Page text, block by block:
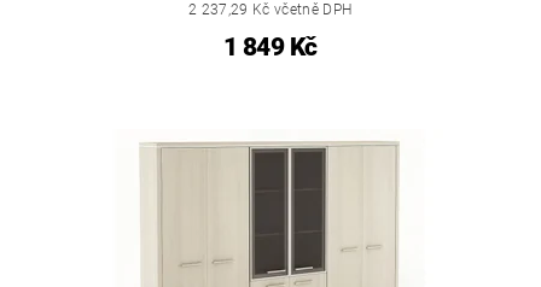
2 237,29 Kč včetně DPH
1 849 Kč